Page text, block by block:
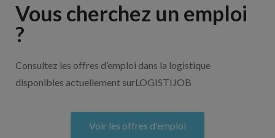
Vous cherchez un emploi
?
Consultez les offres d’emploi dans la logistique
disponibles actuellement surLOGISTIJOB
Voir les offres d'emploi